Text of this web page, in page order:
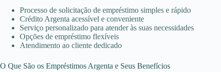
Processo de solicitação de empréstimo simples e rápido
Crédito Argenta acessível e conveniente
Serviço personalizado para atender às suas necessidades
Opções de empréstimo flexíveis
Atendimento ao cliente dedicado
O Que São os Empréstimos Argenta e Seus Benefícios